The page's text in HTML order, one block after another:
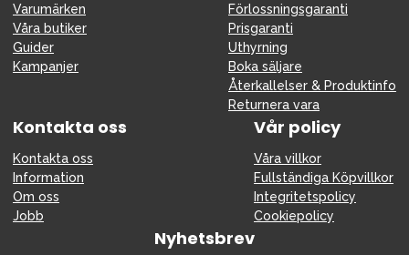
Varumärken
Våra butiker
Guider
Kampanjer
Förlossningsgaranti
Prisgaranti
Uthyrning
Boka säljare
Återkallelser & Produktinfo
Returnera vara
Kontakta oss
Kontakta oss
Information
Om oss
Jobb
Vår policy
Våra villkor
Fullständiga Köpvillkor
Integritetspolicy
Cookiepolicy
Nyhetsbrev